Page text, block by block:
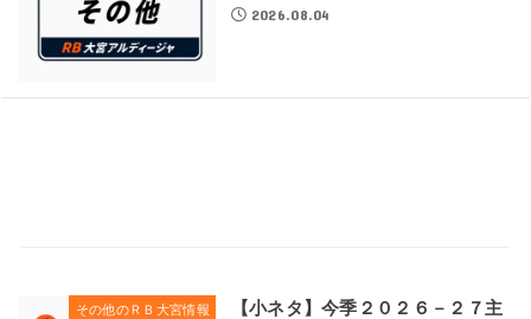
2026.08.04
その他のＲＢ大宮情報
【小ネタ】今季２０２６－２７主